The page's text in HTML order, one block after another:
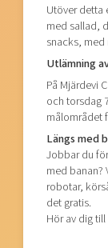
Utöver detta
med sallad,
snacks, med
Utlämning
På Mjärdevi
och torsdag
målområdet
Längs med
Jobbar du
med banan?
robotar,
det gratis.
Hör av dig till